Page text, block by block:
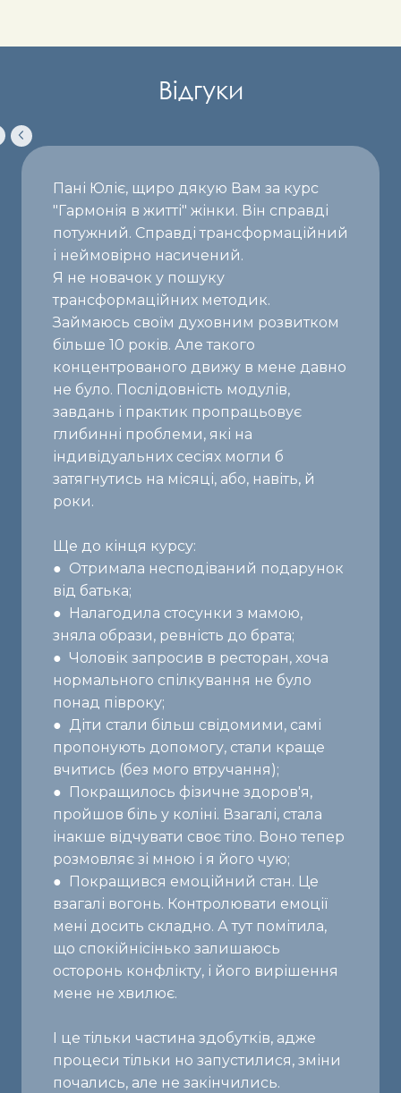
Відгуки
Пані Юліє, щиро дякую Вам за курс
"Гармонія в житті" жінки. Він справді
потужний. Справді трансформаційний
і неймовірно насичений.
Я не новачок у пошуку
трансформаційних методик.
Займаюсь своїм духовним розвитком
більше 10 років. Але такого
концентрованого движу в мене давно
не було. Послідовність модулів,
завдань і практик пропрацьовує
глибинні проблеми, які на
індивідуальних сесіях могли б
затягнутись на місяці, або, навіть, й
роки.
Ще до кінця курсу:
● Отримала несподіваний подарунок
від батька;
● Налагодила стосунки з мамою,
зняла образи, ревність до брата;
● Чоловік запросив в ресторан, хоча
нормального спілкування не було
понад півроку;
● Діти стали більш свідомими, самі
пропонують допомогу, стали краще
вчитись (без мого втручання);
● Покращилось фізичне здоров'я,
пройшов біль у коліні. Взагалі, стала
інакше відчувати своє тіло. Воно тепер
розмовляє зі мною і я його чую;
● Покращився емоційний стан. Це
взагалі вогонь. Контролювати емоції
мені досить складно. А тут помітила,
що спокійнісінько залишаюсь
осторонь конфлікту, і його вирішення
мене не хвилює.
І це тільки частина здобутків, адже
процеси тільки но запустилися, зміни
почались, але не закінчились.